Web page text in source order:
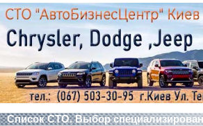
Список СТО. Выбор